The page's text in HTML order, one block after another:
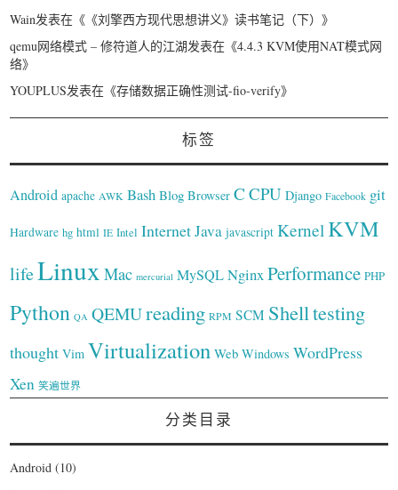
Wain发表在《 《刘擎西方现代思想讲义》读书笔记（下）》
qemu网络模式 – 修符道人的江湖发表在《4.4.3 KVM使用NAT模式网
络》
YOUPLUS发表在《存储数据正确性测试-fio-verify》
标签
Android apache AWK Bash Blog Browser C CPU Django Facebook git
Hardware hg html IE Intel InternetJava javascript Kernel KVM
lifeLinux Mac mercurial MySQLNginxPerformance PHP
Python QA QEMUreading RPM SCM Shelltesting
thought Vim Virtualization Web Windows WordPress
Xen 笑遍世界
分类目录
Android (10)